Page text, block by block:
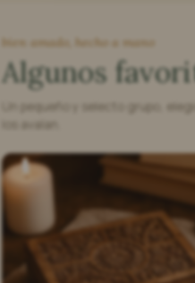
bien amado, hecho a mano
Algunos
Un pequeño y selecto grupo,
los avalan.